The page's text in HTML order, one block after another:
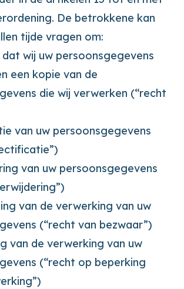
De betrokkene kan
tijde vragen om:
wij uw persoonsgegevens
een kopie van de
die wij verwerken (“recht
van uw persoonsgegevens
van uw persoonsgegevens
van de verwerking van uw
(“recht van bezwaar”)
van de verwerking van uw
(“recht op beperking